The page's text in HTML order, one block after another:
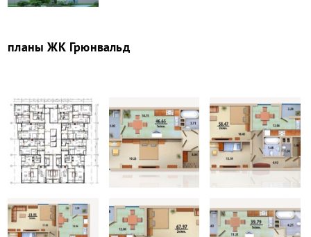
планыЖК Грюнвальд